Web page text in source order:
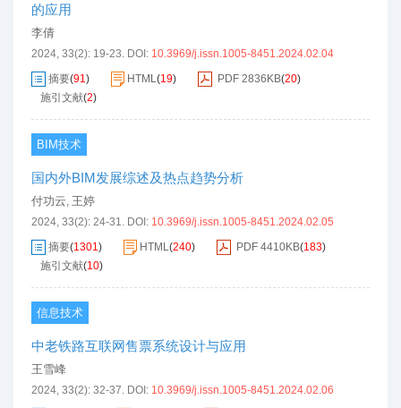
的应用
李倩
2024, 33(2): 19-23. DOI: 10.3969/j.issn.1005-8451.2024.02.04
摘要(91) HTML(19) PDF 2836KB(20)
施引文献(2)
BIM技术
国内外BIM发展综述及热点趋势分析
付功云, 王婷
2024, 33(2): 24-31. DOI: 10.3969/j.issn.1005-8451.2024.02.05
摘要(1301) HTML(240) PDF 4410KB(183)
施引文献(10)
信息技术
中老铁路互联网售票系统设计与应用
王雪峰
2024, 33(2): 32-37. DOI: 10.3969/j.issn.1005-8451.2024.02.06